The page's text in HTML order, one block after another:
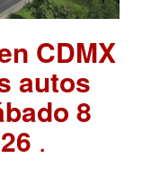
CDMX
autos
8
.